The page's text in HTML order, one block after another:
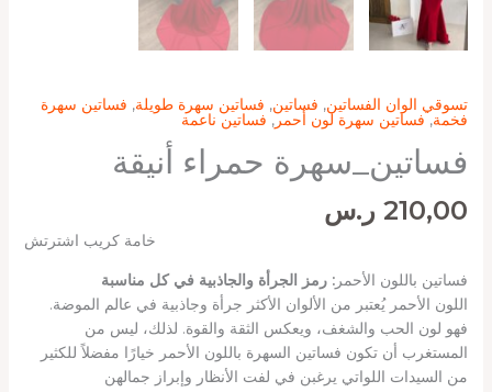
تسوقي الوان الفساتين, فساتين, فساتين سهرة طويلة, فساتين سهرة
فخمة,فساتين سهرة لون أحمر, فساتين ناعمة
فساتين_سهرة حمراء أنيقة
210,00 ر.س
خامة كريب اشترتش
فساتين باللون الأحمر : رمز الجرأة والجاذبية في كل مناسبة
اللون الأحمر يُعتبر من الألوان الأكثر جرأة وجاذبية في عالم الموضة.
فهو لون الحب والشغف، ويعكس الثقة والقوة. لذلك، ليس من
المستغرب أن تكون فساتين السهرة باللون الأحمر خيارًا مفضلاً للكثير
من السيدات اللواتي يرغبن في لفت الأنظار وإبراز جمالهن